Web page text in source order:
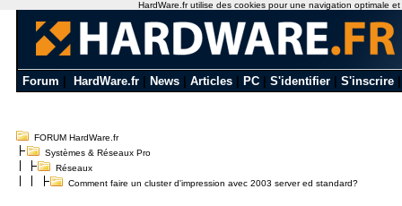
Forum HardWare.fr News Articles PC S'identifier S'inscrire
FORUM HardWare.fr
Systèmes & Réseaux Pro
Réseaux
Comment faire un cluster d'impression avec 2003 server ed standard?
HardWare.fr utilise des cookies pour une navigation optimale